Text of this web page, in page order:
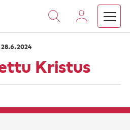
Kirkastettu Kristus
28.6.2024
Kristus